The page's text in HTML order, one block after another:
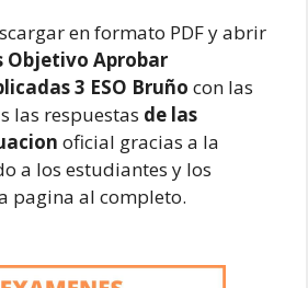
en formato PDF y abrir
Objetivo Aprobar
3 ESO Bruño con las
las respuestas de las
oficial gracias a la
a los estudiantes y los
pagina al completo.